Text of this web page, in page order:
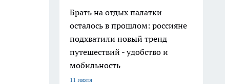
Брать на отдых палатки
осталось в прошлом: россияне
подхватили новый тренд
путешествий - удобство и
мобильность
11 июля